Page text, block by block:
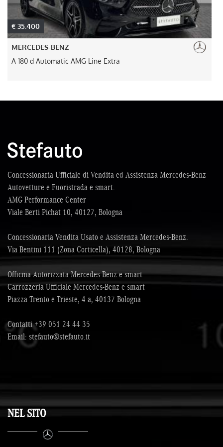
€ 35.400
MERCEDES-BENZ
A 180 d Automatic AMG Line Extra
Concessionaria Ufficiale di Vendita ed Assistenza Mercedes-Benz
Autovetture e Fuoristrada e smart.
AMG Performance Center
Viale Berti Pichat 10, 40127, Bologna
Concessionaria Vendita Usato e Assistenza Mercedes-Benz.
Via Bentini 111 (Zona Corticella), 40128, Bologna
Officina Autorizzata Mercedes-Benz e smart
Carrozzeria Ufficiale Mercedes-Benz e smart
Piazza Trento e Trieste, 4 a, 40137 Bologna
Contatti+39 051 24 44 35
Email: stefauto@stefauto.it
NEL SITO